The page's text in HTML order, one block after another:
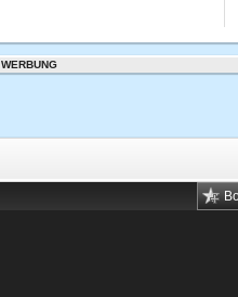
WERBUNG